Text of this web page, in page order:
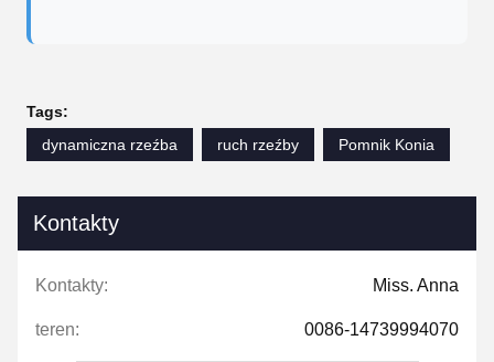
Tags:
dynamiczna rzeźba
ruch rzeźby Pomnik Konia
Kontakty
Kontakty: Miss. Anna
teren: 0086-14739994070